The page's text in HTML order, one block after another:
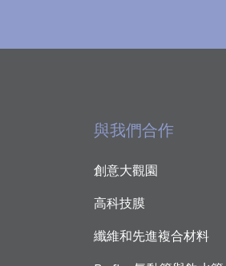
與我們合作
創意大觀園
高科技膜
纖維和先進複合材料